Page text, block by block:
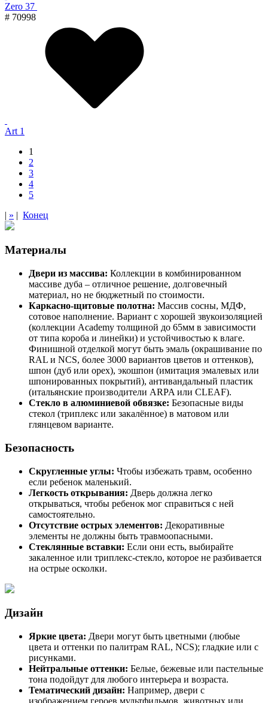
Zero 37
# 70998
Art 1
1
2
3
4
5
| » | Конец
Материалы
Двери из массива: Коллекции в комбинированном
массиве дуба – отличное решение, долговечный
материал, но не бюджетный по стоимости.
Каркасно-щитовые полотна: Массив сосны, МДФ,
сотовое наполнение. Вариант с хорошей звукоизоляцией
(коллекции Academy толщиной до 65мм в зависимости
от типа короба и линейки) и устойчивостью к влаге.
Финишной отделкой могут быть эмаль (окрашивание по
RAL и NCS, более 3000 вариантов цветов и оттенков),
шпон (дуб или орех), экошпон (имитация эмалевых или
шпонированных покрытий), антивандальный пластик
(итальянские производители ARPA или CLEAF).
Стекло в алюминиевой обвязке: Безопасные виды
стекол (триплекс или закалённое) в матовом или
глянцевом варианте.
Безопасность
Скругленные углы: Чтобы избежать травм, особенно
если ребенок маленький.
Легкость открывания: Дверь должна легко
открываться, чтобы ребенок мог справиться с ней
самостоятельно.
Отсутствие острых элементов: Декоративные
элементы не должны быть травмоопасными.
Стеклянные вставки: Если они есть, выбирайте
закаленное или триплекс-стекло, которое не разбивается
на острые осколки.
Дизайн
Яркие цвета: Двери могут быть цветными (любые
цвета и оттенки по палитрам RAL, NCS); гладкие или с
рисунками.
Нейтральные оттенки: Белые, бежевые или пастельные
тона подойдут для любого интерьера и возраста.
Тематический дизайн: Например, двери с
изображением героев мультфильмов, животных или